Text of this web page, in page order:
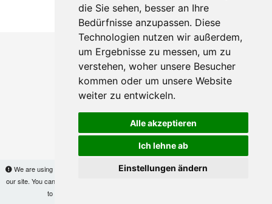
die Sie sehen, besser an Ihre
Bedürfnisse anzupassen. Diese
Technologien nutzen wir außerdem,
um Ergebnisse zu messen, um zu
verstehen, woher unsere Besucher
kommen oder um unsere Website
weiter zu entwickeln.
Alle akzeptieren
Ich lehne ab
Einstellungen ändern
We are using cookies to provide statistics that help us give you the best experience of
our site. You can find out more
to use the site without changes, you are agreeing to it.
Makis© Copyright 2026